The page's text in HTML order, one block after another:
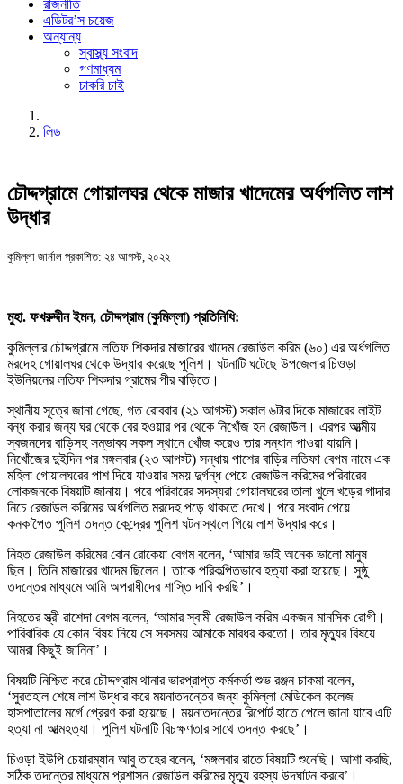
রাজনীতি
এডিটর’স চয়েজ
অন্যান্য
স্বাস্থ্য সংবাদ
গণমাধ্যম
চাকরি চাই
লিড
চৌদ্দগ্রামে গোয়ালঘর থেকে মাজার খাদেমের অর্ধগলিত লাশ
উদ্ধার
কুমিল্লা জার্নাল প্রকাশিত: ২৪ আগস্ট, ২০২২
মুহা. ফখরুদ্দীন ইমন, চৌদ্দগ্রাম (কুমিল্লা) প্রতিনিধি:
কুমিল্লার চৌদ্দগ্রামে লতিফ শিকদার মাজারের খাদেম রেজাউল করিম (৬০) এর অর্ধগলিত
মরদেহ গোয়ালঘর থেকে উদ্ধার করেছে পুলিশ। ঘটনাটি ঘটেছে উপজেলার চিওড়া
ইউনিয়নের লতিফ শিকদার গ্রামের পীর বাড়িতে।
স্থানীয় সূত্রে জানা গেছে, গত রোববার (২১ আগস্ট) সকাল ৬টার দিকে মাজারের লাইট
বন্ধ করার জন্য ঘর থেকে বের হওয়ার পর থেকে নিখোঁজ হন রেজাউল। এরপর আত্মীয়
স্বজনদের বাড়িসহ সম্ভাব্য সকল স্থানে খোঁজ করেও তার সন্ধান পাওয়া যায়নি।
নিখোঁজের দুইদিন পর মঙ্গলবার (২৩ আগস্ট) সন্ধায় পাশের বাড়ির লতিফা বেগম নামে এক
মহিলা গোয়ালঘরের পাশ দিয়ে যাওয়ার সময় দুর্গন্ধ পেয়ে রেজাউল করিমের পরিবারের
লোকজনকে বিষয়টি জানায়। পরে পরিবারের সদস্যরা গোয়ালঘরের তালা খুলে খড়ের গাদার
নিচে রেজাউল করিমের অর্ধগলিত মরদেহ পড়ে থাকতে দেখে। পরে সংবাদ পেয়ে
কনকাপৈত পুলিশ তদন্ত কেন্দ্রের পুলিশ ঘটনাস্থলে গিয়ে লাশ উদ্ধার করে।
নিহত রেজাউল করিমের বোন রোকেয়া বেগম বলেন, ‘আমার ভাই অনেক ভালো মানুষ
ছিল। তিনি মাজারের খাদেম ছিলেন। তাকে পরিকল্পিতভাবে হত্যা করা হয়েছে। সুষ্ঠু
তদন্তের মাধ্যমে আমি অপরাধীদের শাস্তি দাবি করছি’।
নিহতের স্ত্রী রাশেদা বেগম বলেন, ‘আমার স্বামী রেজাউল করিম একজন মানসিক রোগী।
পারিবারিক যে কোন বিষয় নিয়ে সে সবসময় আমাকে মারধর করতো। তার মৃত্যুর বিষয়ে
আমরা কিছুই জানিনা’।
বিষয়টি নিশ্চিত করে চৌদ্দগ্রাম থানার ভারপ্রাপ্ত কর্মকর্তা শুভ রঞ্জন চাকমা বলেন,
‘সুরতহাল শেষে লাশ উদ্ধার করে ময়নাতদন্তের জন্য কুমিল্লা মেডিকেল কলেজ
হাসপাতালের মর্গে প্রেরণ করা হয়েছে। ময়নাতদন্তের রিপোর্ট হাতে পেলে জানা যাবে এটি
হত্যা না আত্মহত্যা। পুলিশ ঘটনাটি বিচক্ষণতার সাথে তদন্ত করছে’।
চিওড়া ইউপি চেয়ারম্যান আবু তাহের বলেন, ‘মঙ্গলবার রাতে বিষয়টি শুনেছি। আশা করছি,
সঠিক তদন্তের মাধ্যমে প্রশাসন রেজাউল করিমের মৃত্যু রহস্য উদঘাটন করবে’।